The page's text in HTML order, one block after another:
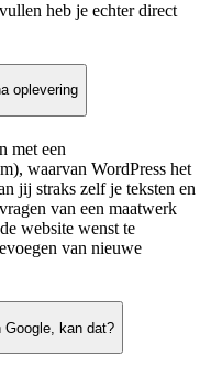
heb je echter direct
oplevering
met een
waarvan WordPress het
jij straks zelf je teksten en
van een maatwerk
website wenst te
van nieuwe
kan dat?